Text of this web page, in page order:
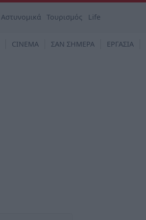
Αστυνομικά Τουρισμός Life
CINEMA ΣΑΝ ΣΗΜΕΡΑ ΕΡΓΑΣΙΑ